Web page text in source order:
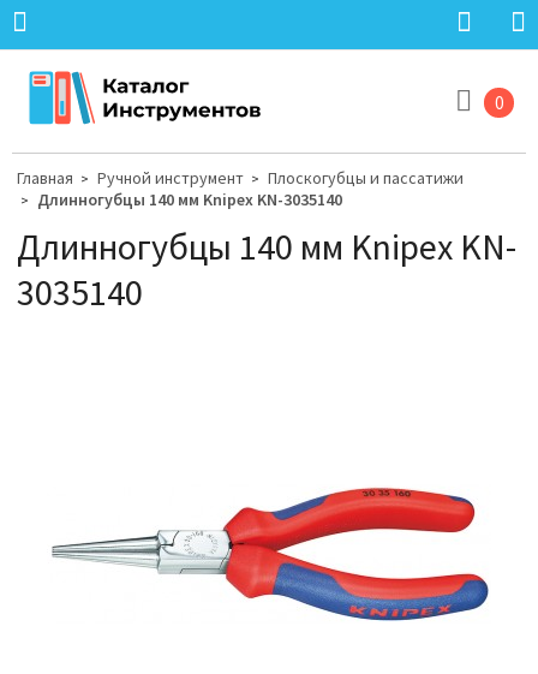
0
Главная > Ручной инструмент > Плоскогубцы и пассатижи
> Длинногубцы 140 мм Knipex KN-3035140
Длинногубцы 140 мм Knipex KN-
3035140